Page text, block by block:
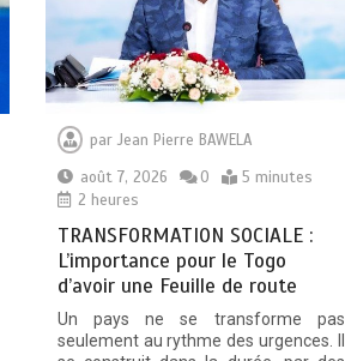
par Jean Pierre BAWELA
août 7, 2026
0
5 minutes
2 heures
TRANSFORMATION SOCIALE :
L’importance pour le Togo
d’avoir une Feuille de route
Un pays ne se transforme pas
seulement au rythme des urgences. Il